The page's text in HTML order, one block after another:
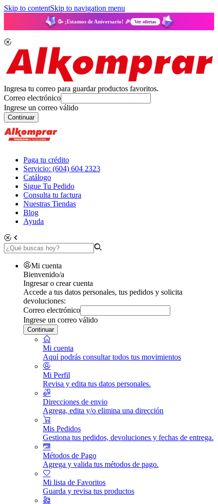
Skip to contentSkip to navigation menu
🥳 ¡Estamos de Aniversario! 🎉 Ver ofertas
Ingresa tu correo para guardar productos favoritos.
Correo electrónico
Ingrese un correo válido
Continuar
Paga tu crédito
Servicio: (604) 604 2323
Catálogo
Sigue Tu Pedido
Consulta tu factura
Nuestras Tiendas
Blog
Ayuda
Mi cuenta
Bienvenido/a
Ingresar o crear cuenta
Accede a tus datos personales, tus pedidos y solicita
devoluciones:
Correo electrónico
Ingrese un correo válido
Continuar
Mi cuenta
Aquí podrás consultar todos tus movimientos
Mi Perfil
Revisa y edita tus datos personales.
Direcciones de envio
Agrega, edita y/o elimina una dirección
Mis Pedidos
Gestiona tus pedidos, devoluciones y fechas de entrega.
Métodos de Pago
Agrega y valida tus métodos de pago.
Mi lista de Favoritos
Guarda y revisa tus productos